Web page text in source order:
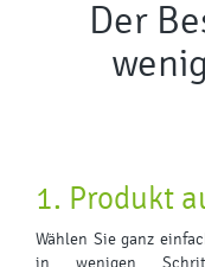
Der
1. Produkt
Wählen Sie ganz
in wenigen